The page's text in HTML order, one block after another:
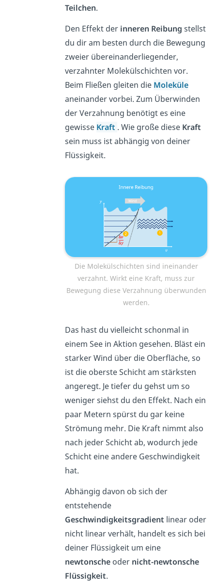
Teilchen.
Den Effekt der inneren Reibung stellst
du dir am besten durch die Bewegung
zweier übereinanderliegender,
verzahnter Molekülschichten vor.
Beim Fließen gleiten die Moleküle
aneinander vorbei. Zum Überwinden
der Verzahnung benötigt es eine
gewisse Kraft . Wie große diese Kraft
sein muss ist abhängig von deiner
Flüssigkeit.
Die Molekülschichten sind ineinander
verzahnt. Wirkt eine Kraft, muss zur
Bewegung diese Verzahnung überwunden
werden.
Das hast du vielleicht schonmal in
einem See in Aktion gesehen. Bläst ein
starker Wind über die Oberfläche, so
ist die oberste Schicht am stärksten
angeregt. Je tiefer du gehst um so
weniger siehst du den Effekt. Nach ein
paar Metern spürst du gar keine
Strömung mehr. Die Kraft nimmt also
nach jeder Schicht ab, wodurch jede
Schicht eine andere Geschwindigkeit
hat.
Abhängig davon ob sich der
entstehende
Geschwindigkeitsgradient linear oder
nicht linear verhält, handelt es sich bei
deiner Flüssigkeit um eine
newtonsche oder nicht-newtonsche
Flüssigkeit.